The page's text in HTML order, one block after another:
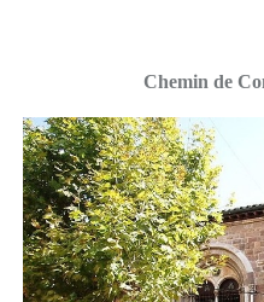
Chemin de